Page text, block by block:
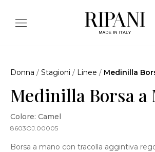
Donna / Stagioni / Linee / Medinilla
Medinilla Borsa a
Colore: Camel
8603OJ.00005
Borsa a mano con tracolla aggintiva